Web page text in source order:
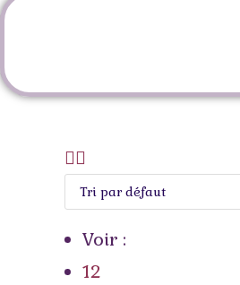
Voir :
12